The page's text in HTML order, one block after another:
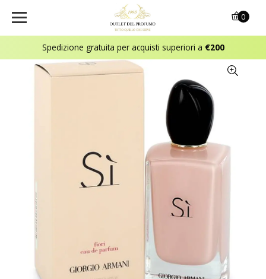
Spedizione gratuita per acquisti superiori a €200
0